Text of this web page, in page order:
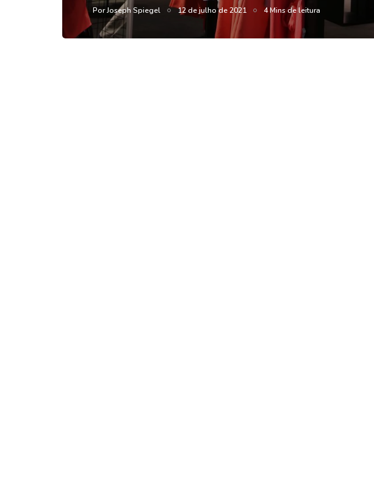
PorJoseph Spiegel 12 de julho de 2021 4 Mins de leitura